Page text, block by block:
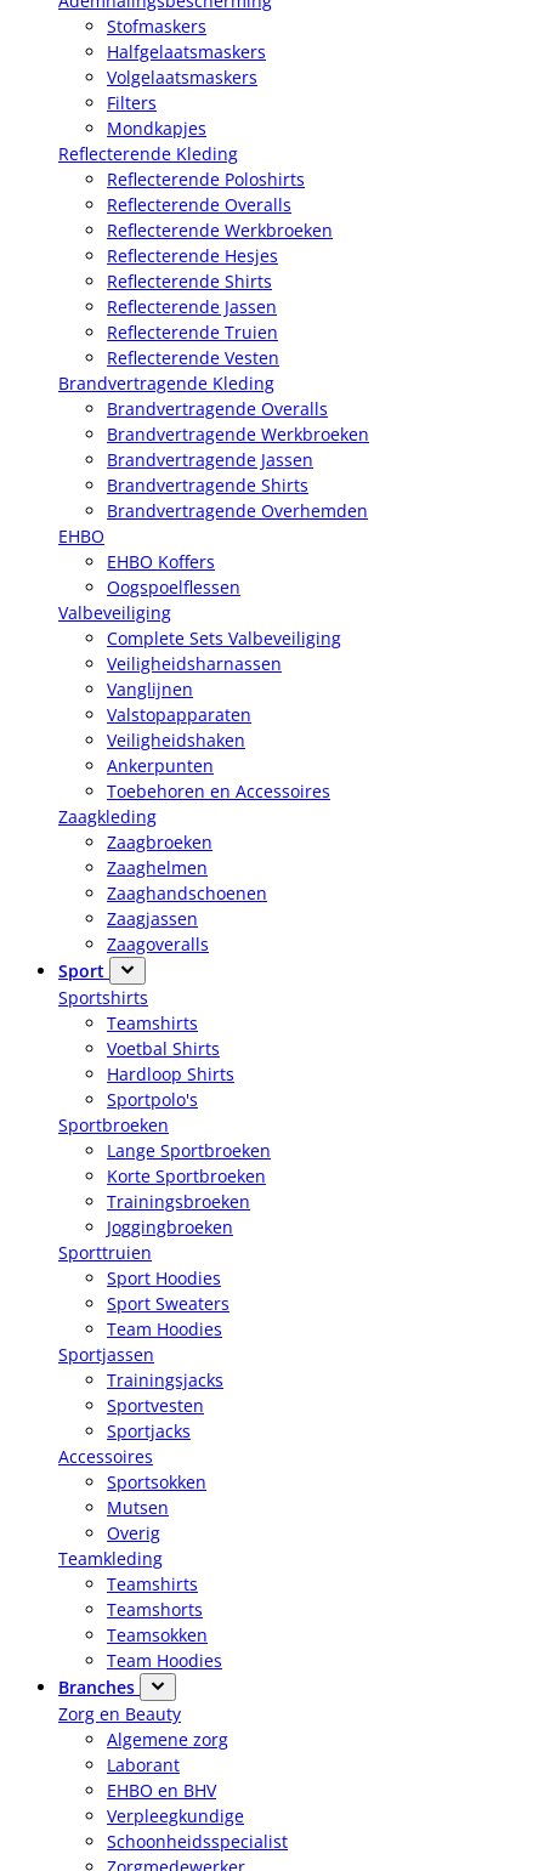
Stofmaskers
Halfgelaatsmaskers
Volgelaatsmaskers
Filters
Mondkapjes
Reflecterende Kleding
Reflecterende Poloshirts
Reflecterende Overalls
Reflecterende Werkbroeken
Reflecterende Hesjes
Reflecterende Shirts
Reflecterende Jassen
Reflecterende Truien
Reflecterende Vesten
Brandvertragende Kleding
Brandvertragende Overalls
Brandvertragende Werkbroeken
Brandvertragende Jassen
Brandvertragende Shirts
Brandvertragende Overhemden
EHBO
EHBO Koffers
Oogspoelflessen
Valbeveiliging
Complete Sets Valbeveiliging
Veiligheidsharnassen
Vanglijnen
Valstopapparaten
Veiligheidshaken
Ankerpunten
Toebehoren en Accessoires
Zaagkleding
Zaagbroeken
Zaaghelmen
Zaaghandschoenen
Zaagjassen
Zaagoveralls
Sport
Sportshirts
Teamshirts
Voetbal Shirts
Hardloop Shirts
Sportpolo's
Sportbroeken
Lange Sportbroeken
Korte Sportbroeken
Trainingsbroeken
Joggingbroeken
Sporttruien
Sport Hoodies
Sport Sweaters
Team Hoodies
Sportjassen
Trainingsjacks
Sportvesten
Sportjacks
Accessoires
Sportsokken
Mutsen
Overig
Teamkleding
Teamshirts
Teamshorts
Teamsokken
Team Hoodies
Branches
Zorg en Beauty
Algemene zorg
Laborant
EHBO en BHV
Verpleegkundige
Schoonheidsspecialist